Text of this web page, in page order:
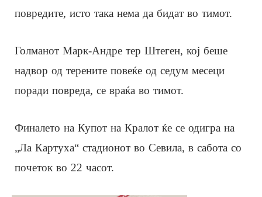
повредите, исто така нема да бидат во тимот.
Голманот Марк-Андре тер Штеген, кој беше
надвор од терените повеќе од седум месеци
поради повреда, се враќа во тимот.
Финалето на Купот на Кралот ќе се одигра на
„Ла Картуха“ стадионот во Севила, в сабота со
почеток во 22 часот.